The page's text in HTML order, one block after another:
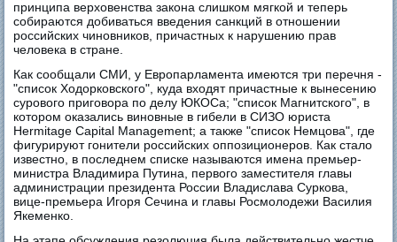
принципа верховенства закона слишком мягкой и теперь
собираются добиваться введения санкций в отношении
российских чиновников, причастных к нарушению прав
человека в стране.
Как сообщали СМИ, у Европарламента имеются три перечня -
"список Ходорковского", куда входят причастные к вынесению
сурового приговора по делу ЮКОСа; "список Магнитского", в
котором оказались виновные в гибели в СИЗО юриста
Hermitage Capital Management; а также "список Немцова", где
фигурируют гонители российских оппозиционеров. Как стало
известно, в последнем списке называются имена премьер-
министра Владимира Путина, первого заместителя главы
администрации президента России Владислава Суркова,
вице-премьера Игоря Сечина и главы Росмолодежи Василия
Якеменко.